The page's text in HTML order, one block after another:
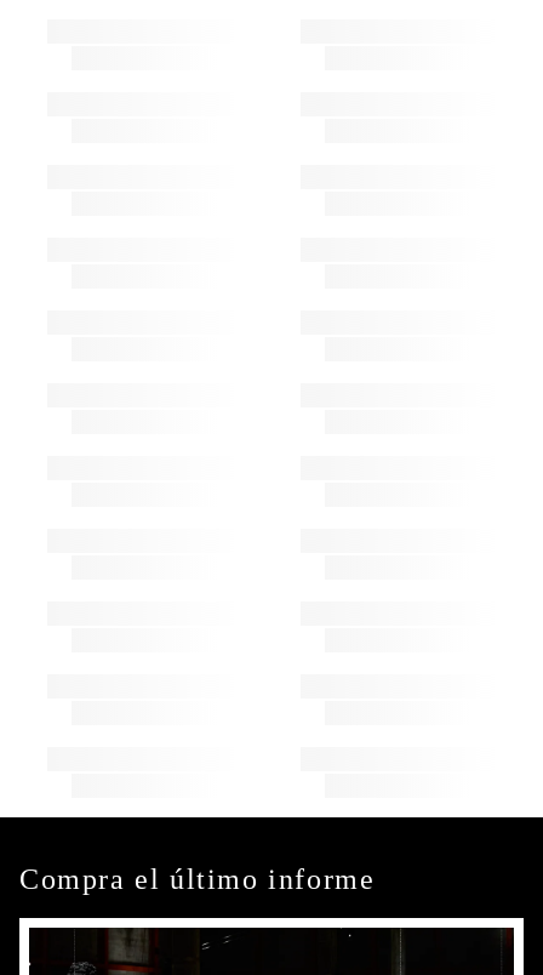
Compra el último informe